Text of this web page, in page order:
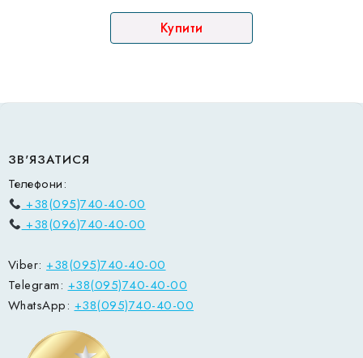
Купити
ЗВ'ЯЗАТИСЯ
Телефони:
+38(095)740-40-00
+38(096)740-40-00
Viber: +38(095)740-40-00
Telegram:+38(095)740-40-00
WhatsApp:+38(095)740-40-00